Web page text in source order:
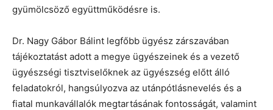
gyümölcsöző együttműködésre is.
Dr. Nagy Gábor Bálint legfőbb ügyész zárszavában
tájékoztatást adott a megye ügyészeinek és a vezető
ügyészségi tisztviselőknek az ügyészség előtt álló
feladatokról, hangsúlyozva az utánpótlásnevelés és a
fiatal munkavállalók megtartásának fontosságát, valamint